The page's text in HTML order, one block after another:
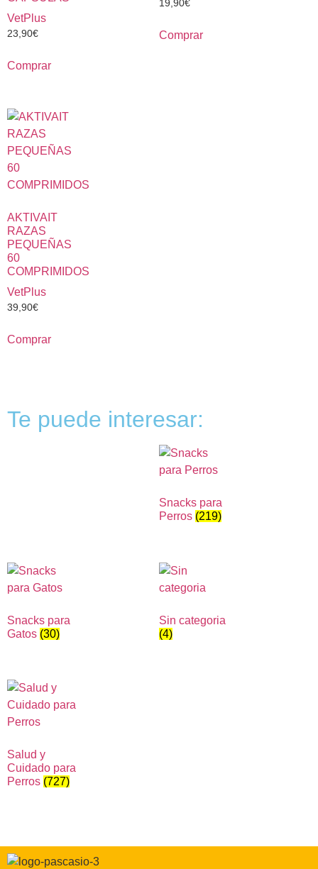
VetPlus
23,90€
Comprar
19,90€
Comprar
AKTIVAIT
RAZAS
PEQUEÑAS
60
COMPRIMIDOS
VetPlus
39,90€
Comprar
Te puede interesar:
Snacks para
Perros (219)
Snacks para
Gatos (30)
Sin categoria
(4)
Salud y
Cuidado para
Perros (727)